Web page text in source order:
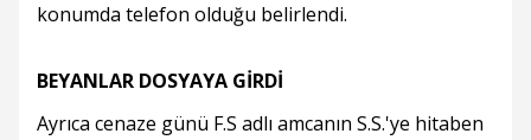
konumda telefon olduğu belirlendi.
BEYANLAR DOSYAYA GİRDİ
Ayrıca cenaze günü F.S adlı amcanın S.S.'ye hitaben